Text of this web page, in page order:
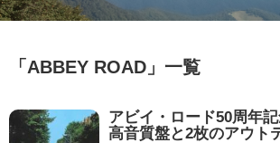
「 ABBEY ROAD 」 一覧
アビイ・ロード50周年
高音質盤と2枚のアウト